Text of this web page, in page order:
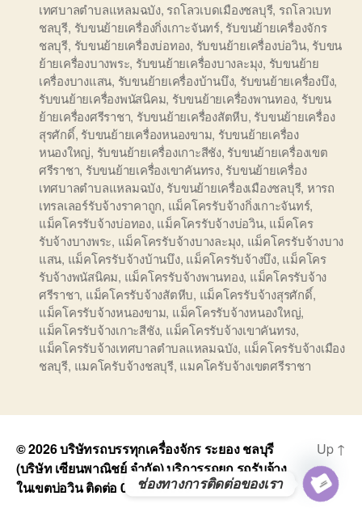
เทศบาลตำบลแหลมฉบัง, รถโลวเบดเมืองชลบุรี, รถโลวเบท
ชลบุรี, รับขนย้ายเครื่องกิ่งเกาะจันทร์, รับขนย้ายเครื่องจักร
ชลบุรี, รับขนย้ายเครื่องบ่อทอง, รับขนย้ายเครื่องบ่อวิน, รับขน
ย้ายเครื่องบางพระ, รับขนย้ายเครื่องบางละมุง, รับขนย้าย
เครื่องบางแสน, รับขนย้ายเครื่องบ้านบึง, รับขนย้ายเครื่องบึง,
รับขนย้ายเครื่องพนัสนิคม, รับขนย้ายเครื่องพานทอง, รับขน
ย้ายเครื่องศรีราชา, รับขนย้ายเครื่องสัตหีบ, รับขนย้ายเครื่อง
สุรศักดิ์, รับขนย้ายเครื่องหนองขาม, รับขนย้ายเครื่อง
หนองใหญ่, รับขนย้ายเครื่องเกาะสีชัง, รับขนย้ายเครื่องเขต
ศรีราชา, รับขนย้ายเครื่องเขาคันทรง, รับขนย้ายเครื่อง
เทศบาลตำบลแหลมฉบัง, รับขนย้ายเครื่องเมืองชลบุรี, หารถ
เทรลเลอร์รับจ้างราคาถูก, แม็คโครรับจ้างกิ่งเกาะจันทร์,
แม็คโครรับจ้างบ่อทอง, แม็คโครรับจ้างบ่อวิน, แม็คโคร
รับจ้างบางพระ, แม็คโครรับจ้างบางละมุง, แม็คโครรับจ้างบาง
แสน, แม็คโครรับจ้างบ้านบึง, แม็คโครรับจ้างบึง, แม็คโคร
รับจ้างพนัสนิคม, แม็คโครรับจ้างพานทอง, แม็คโครรับจ้าง
ศรีราชา, แม็คโครรับจ้างสัตหีบ, แม็คโครรับจ้างสุรศักดิ์,
แม็คโครรับจ้างหนองขาม, แม็คโครรับจ้างหนองใหญ่,
แม็คโครรับจ้างเกาะสีชัง, แม็คโครรับจ้างเขาคันทรง,
แม็คโครรับจ้างเทศบาลตำบลแหลมฉบัง, แม็คโครรับจ้างเมือง
ชลบุรี, แมคโครับจ้างชลบุรี, แมคโครับจ้างเขตศรีราชา
© 2026บริษัทรถบรรทุกเครื่องจักร ระยอง ชลบุรี
(บริษัท เซียนพาณิชย์ จำกัด) บริการรถยก รถรับจ้าง
ในเขตบ่อวิน ติดต่อ 0818900005
Up ↑
ช่องทางการติดต่อของเรา
O